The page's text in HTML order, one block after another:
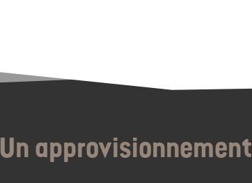
Un approvisionnement